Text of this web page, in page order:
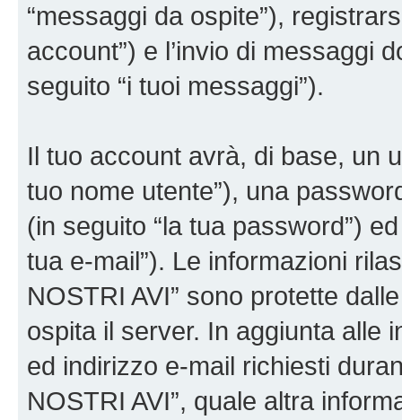
“messaggi da ospite”),
account”) e l’invio di messaggi
seguito “i tuoi messaggi”).
Il tuo account avrà, di base, un
tuo nome utente”), una
(in seguito “la tua password”)
tua e-mail”). Le informazioni
NOSTRI AVI” sono protette
ospita il server. In aggiunta alle
ed indirizzo e-mail richiesti
NOSTRI AVI”, quale altra